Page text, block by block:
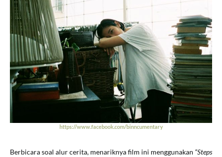
https://www.facebook.com/binncumentary
Berbicara soal alur cerita, menariknya film ini menggunakan “Steps